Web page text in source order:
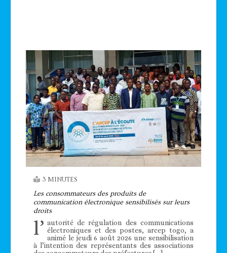
3 MINUTES
Les consommateurs des produits de
communication électronique sensibilisés sur leurs
droits
l’ autorité de régulation des communications
électroniques et des postes, arcep togo, a
animé le jeudi 6 août 2026 une sensibilisation
à l’intention des représentants des associations